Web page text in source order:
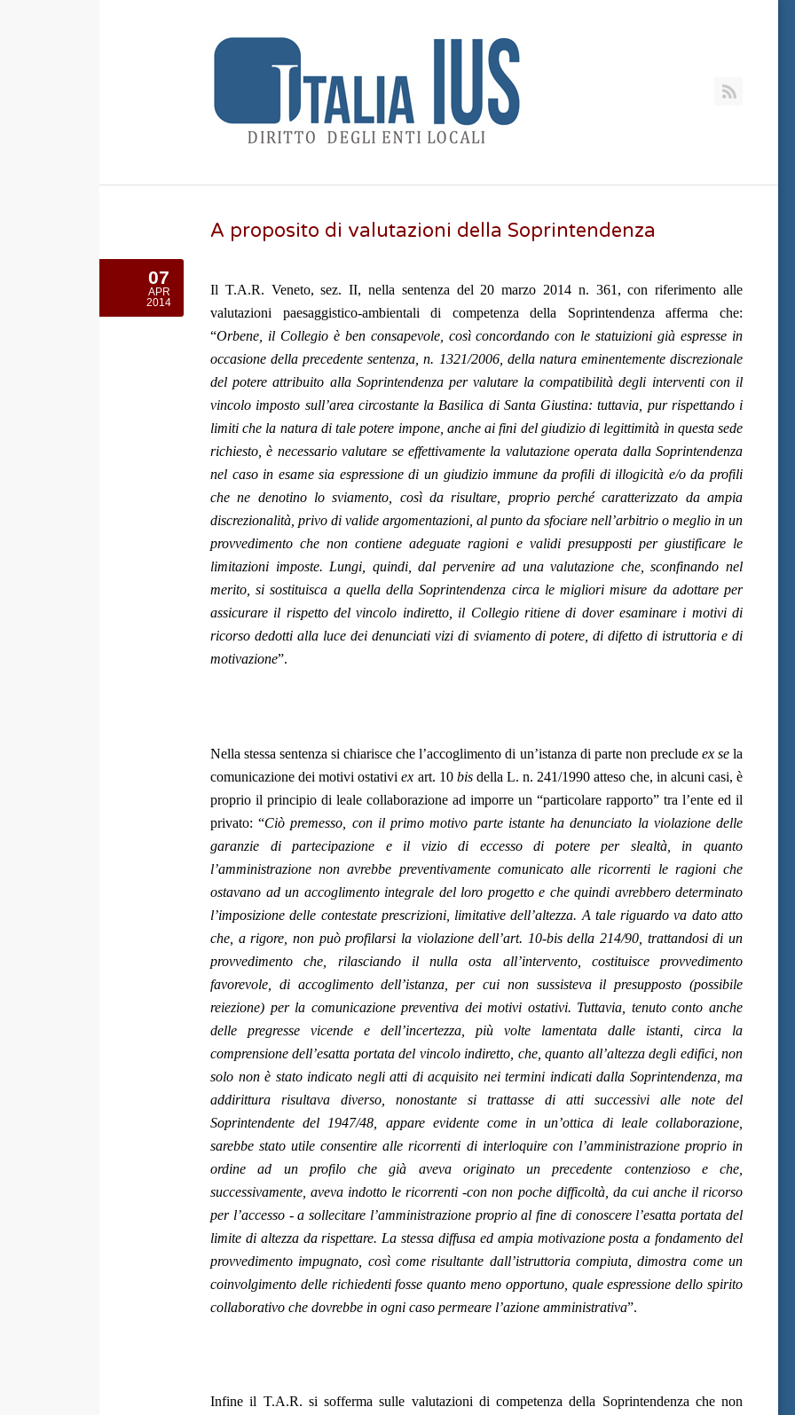
A proposito di valutazioni della Soprintendenza
07
APR
2014
Il T.A.R. Veneto, sez. II, nella sentenza del 20 marzo 2014 n. 361, con riferimento alle
valutazioni paesaggistico-ambientali di competenza della Soprintendenza afferma che:
“Orbene, il Collegio è ben consapevole, così concordando con le statuizioni già espresse in
occasione della precedente sentenza, n. 1321/2006, della natura eminentemente discrezionale
del potere attribuito alla Soprintendenza per valutare la compatibilità degli interventi con il
vincolo imposto sull’area circostante la Basilica di Santa Giustina: tuttavia, pur rispettando i
limiti che la natura di tale potere impone, anche ai fini del giudizio di legittimità in questa sede
richiesto, è necessario valutare se effettivamente la valutazione operata dalla Soprintendenza
nel caso in esame sia espressione di un giudizio immune da profili di illogicità e/o da profili
che ne denotino lo sviamento, così da risultare, proprio perché caratterizzato da ampia
discrezionalità, privo di valide argomentazioni, al punto da sfociare nell’arbitrio o meglio in un
provvedimento che non contiene adeguate ragioni e validi presupposti per giustificare le
limitazioni imposte. Lungi, quindi, dal pervenire ad una valutazione che, sconfinando nel
merito, si sostituisca a quella della Soprintendenza circa le migliori misure da adottare per
assicurare il rispetto del vincolo indiretto, il Collegio ritiene di dover esaminare i motivi di
ricorso dedotti alla luce dei denunciati vizi di sviamento di potere, di difetto di istruttoria e di
motivazione”.
Nella stessa sentenza si chiarisce che l’accoglimento di un’istanza di parte non preclude ex sela
comunicazione dei motivi ostativiex art. 10 bisdella L. n. 241/1990 atteso che, in alcuni casi, è
proprio il principio di leale collaborazione ad imporre un “particolare rapporto” tra l’ente ed il
privato: “Ciò premesso, con il primo motivo parte istante ha denunciato la violazione delle
garanzie di partecipazione e il vizio di eccesso di potere per slealtà, in quanto
l’amministrazione non avrebbe preventivamente comunicato alle ricorrenti le ragioni che
ostavano ad un accoglimento integrale del loro progetto e che quindi avrebbero determinato
l’imposizione delle contestate prescrizioni, limitative dell’altezza. A tale riguardo va dato atto
che, a rigore, non può profilarsi la violazione dell’art. 10-bis della 214/90, trattandosi di un
provvedimento che, rilasciando il nulla osta all’intervento, costituisce provvedimento
favorevole, di accoglimento dell’istanza, per cui non sussisteva il presupposto (possibile
reiezione) per la comunicazione preventiva dei motivi ostativi. Tuttavia, tenuto conto anche
delle pregresse vicende e dell’incertezza, più volte lamentata dalle istanti, circa la
comprensione dell’esatta portata del vincolo indiretto, che, quanto all’altezza degli edifici, non
solo non è stato indicato negli atti di acquisito nei termini indicati dalla Soprintendenza, ma
addirittura risultava diverso, nonostante si trattasse di atti successivi alle note del
Soprintendente del 1947/48, appare evidente come in un’ottica di leale collaborazione,
sarebbe stato utile consentire alle ricorrenti di interloquire con l’amministrazione proprio in
ordine ad un profilo che già aveva originato un precedente contenzioso e che,
successivamente, aveva indotto le ricorrenti -con non poche difficoltà, da cui anche il ricorso
per l’accesso - a sollecitare l’amministrazione proprio al fine di conoscere l’esatta portata del
limite di altezza da rispettare. La stessa diffusa ed ampia motivazione posta a fondamento del
provvedimento impugnato, così come risultante dall’istruttoria compiuta, dimostra come un
coinvolgimento delle richiedenti fosse quanto meno opportuno, quale espressione dello spirito
collaborativo che dovrebbe in ogni caso permeare l’azione amministrativa”.
Infine il T.A.R. si sofferma sulle valutazioni di competenza della Soprintendenza che non